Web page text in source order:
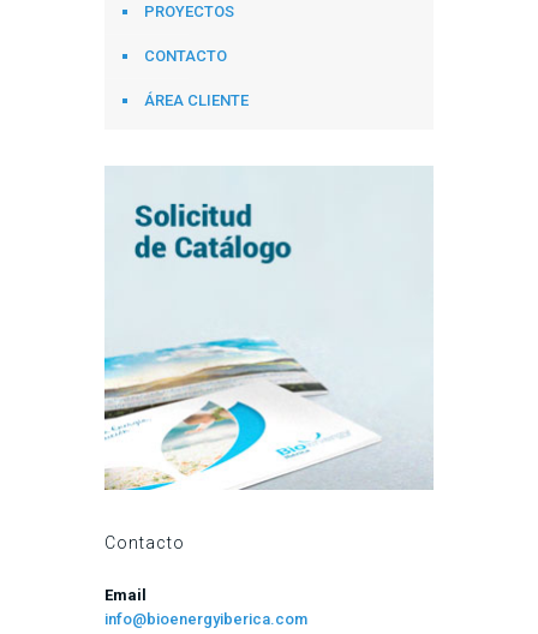
PROYECTOS
CONTACTO
ÁREA CLIENTE
Contacto
Email
info@bioenergyiberica.com